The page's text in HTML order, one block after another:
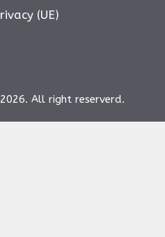
(UE)
All right reserverd.